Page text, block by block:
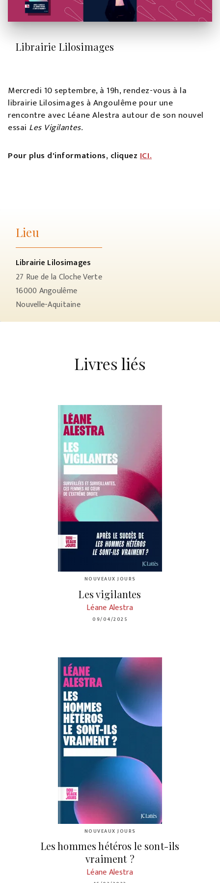
Librairie Lilosimages
Mercredi 10 septembre, à 19h, rendez-vous à la
librairie Lilosimages à Angoulême pour une
rencontre avec Léane Alestra autour de son nouvel
essai Les Vigilantes.
Pour plus d'informations, cliquez ICI.
Lieu
Librairie Lilosimages
27 Rue de la Cloche Verte
16000 Angoulême
Nouvelle-Aquitaine
Livres liés
NOUVEAUX JOURS
Les vigilantes
Léane Alestra
09/04/2025
NOUVEAUX JOURS
Les hommes hétéros le sont-ils
vraiment ?
Léane Alestra